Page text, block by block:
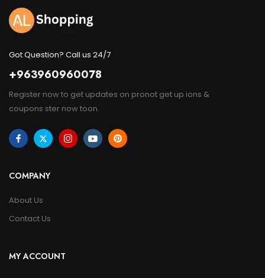
Got Question? Call us 24/7
+963960960078
Register now to get updates on pronot get up ions &
coupons ster now toon.
COMPANY
About Us
Contact Us
MY ACCOUNT